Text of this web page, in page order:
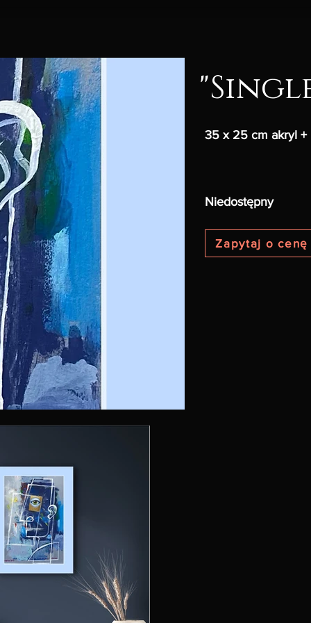
35 x 25 cm akryl +
Niedostępny
Zapytaj o